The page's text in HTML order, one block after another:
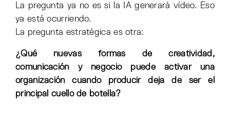
La pregunta ya no es si la IA generará vídeo. Eso
ya está ocurriendo.
La pregunta estratégica es otra:
¿Qué nuevas formas de creatividad,
comunicación y negocio puede activar una
organización cuando producir deja de ser el
principal cuello de botella?